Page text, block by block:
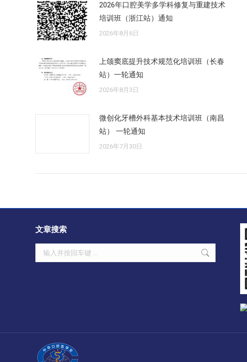
2026年口腔美学多学科修复与重建技术
培训班（浙江站）通知
2026年8月6日
上颌窦底提升技术规范化培训班（长春
站）一轮通知
2026年8月3日
微创化牙槽外科基本技术培训班（南昌
站） 一轮通知
2026年7月30日
文章搜索
Search: